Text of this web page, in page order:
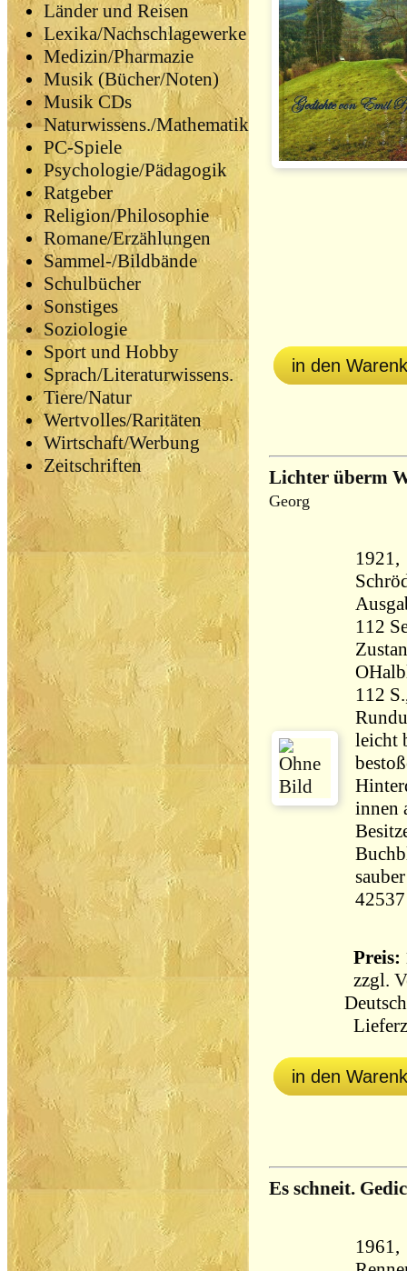
Länder und Reisen
Lexika/Nachschlagewerke
Medizin/Pharmazie
Musik (Bücher/Noten)
Musik CDs
Naturwissens./Mathematik
PC-Spiele
Psychologie/Pädagogik
Ratgeber
Religion/Philosophie
Romane/Erzählungen
Sammel-/Bildbände
Schulbücher
Sonstiges
Soziologie
Sport und Hobby
Sprach/Literaturwissens.
Tiere/Natur
Wertvolles/Raritäten
Wirtschaft/Werbung
Zeitschriften
in den
Lichter überm
Georg
1921,
Schröder,
112
leicht
innen
42537
Preis:
zzgl.
in den
Es schneit.
1961,